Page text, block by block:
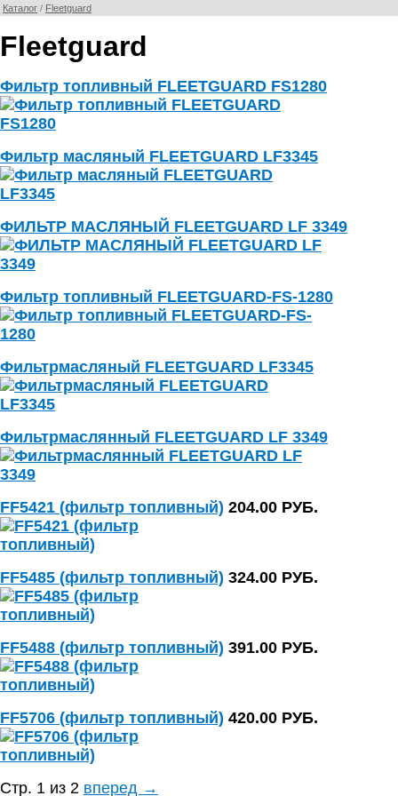
Каталог / Fleetguard
Fleetguard
Фильтр топливный FLEETGUARD FS1280
Фильтр масляный FLEETGUARD LF3345
ФИЛЬТР МАСЛЯНЫЙ FLEETGUARD LF 3349
Фильтр топливный FLEETGUARD-FS-1280
Фильтрмасляный FLEETGUARD LF3345
Фильтрмаслянный FLEETGUARD LF 3349
FF5421 (фильтр топливный) 204.00 РУБ.
FF5485 (фильтр топливный) 324.00 РУБ.
FF5488 (фильтр топливный) 391.00 РУБ.
FF5706 (фильтр топливный) 420.00 РУБ.
Стр. 1 из 2 вперед →